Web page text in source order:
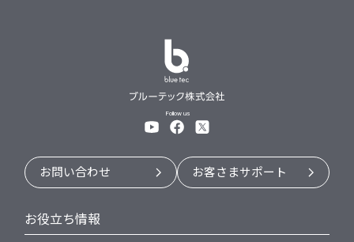
Follow us
お問い合わせ お客さまサポート
お役立ち情報